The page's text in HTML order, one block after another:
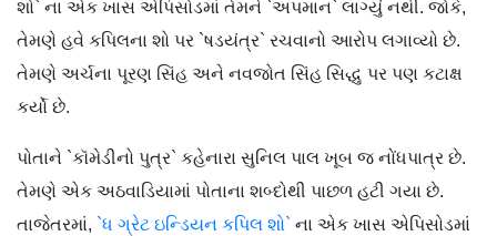
શો` ના એક ખાસ એપિસોડમાં તેમને `અપમાન` લાગ્યું નથી. જોકે,
તેમણે હવે કપિલના શો પર `ષડયંત્ર` રચવાનો આરોપ લગાવ્યો છે.
તેમણે અર્ચના પૂરણ સિંહ અને નવજોત સિંહ સિદ્ધુ પર પણ કટાક્ષ
કર્યો છે.
પોતાને `કૉમેડીનો પુત્ર` કહેનારા સુનિલ પાલ ખૂબ જ નોંધપાત્ર છે.
તેમણે એક અઠવાડિયામાં પોતાના શબ્દોથી પાછળ હટી ગયા છે.
તાજેતરમાં, `ધ ગ્રેટ ઇન્ડિયન કપિલ શો` ના એક ખાસ એપિસોડમાં